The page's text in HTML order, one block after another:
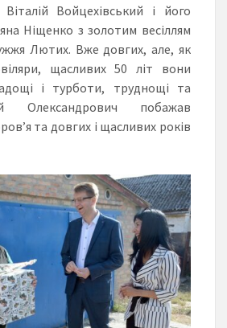
Войцехівський і його
Ніщенко з золотим весіллям
Лютих. Вже довгих, але, як
щасливих 50 літ вони
і турботи, труднощі та
Олександрович побажав
та довгих і щасливих років